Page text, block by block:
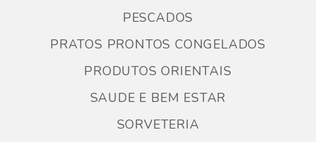
PESCADOS
PRATOS PRONTOS CONGELADOS
PRODUTOS ORIENTAIS
SAUDE E BEM ESTAR
SORVETERIA